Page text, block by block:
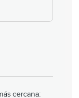
cercana: